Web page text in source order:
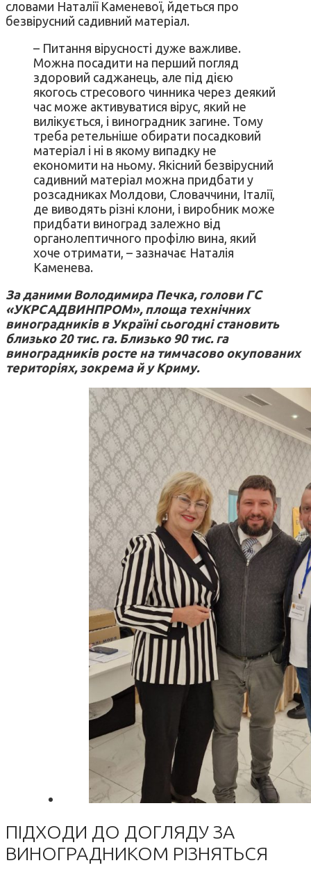
словами Наталії Каменевої, йдеться про
безвірусний садивний матеріал.
– Питання вірусності дуже важливе.
Можна посадити на перший погляд
здоровий саджанець, але під дією
якогось стресового чинника через деякий
час може активуватися вірус, який не
вилікується, і виноградник загине. Тому
треба ретельніше обирати посадковий
матеріал і ні в якому випадку не
економити на ньому. Якісний безвірусний
садивний матеріал можна придбати у
розсадниках Молдови, Словаччини, Італії,
де виводять різні клони, і виробник може
придбати виноград залежно від
органолептичного профілю вина, який
хоче отримати, – зазначає Наталія
Каменева.
За даними Володимира Печка, голови ГС
«УКРСАДВИНПРОМ», площа технічних
виноградників в Україні сьогодні становить
близько 20 тис. га. Близько 90 тис. га
виноградників росте на тимчасово окупованих
територіях, зокрема й у Криму.
ПІДХОДИ ДО ДОГЛЯДУ ЗА
ВИНОГРАДНИКОМ РІЗНЯТЬСЯ